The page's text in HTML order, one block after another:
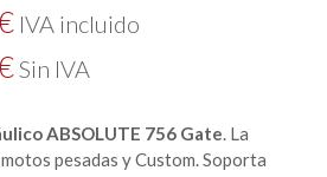
IVA incluido
Sin IVA
ABSOLUTE 756 Gate. La
pesadas y Custom. Soporta